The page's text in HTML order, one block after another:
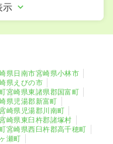
郡都農町
杵郡諸塚村 0
臼杵郡日之影町
示
県日南市宮崎県小林市
県えびの市
宮崎県東諸県郡国富町
県児湯郡新富町
崎県児湯郡川南町
崎県東臼杵郡諸塚村
宮崎県西臼杵郡高千穂町
瀬町